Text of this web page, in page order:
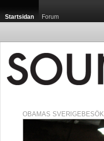
Startsidan Forum
OBAMAS SVERIGEBESÖK